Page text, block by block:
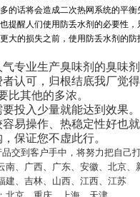
的话将会造成二次热网系统的平
提醒人们使用防丢水剂的必要性
大的损失之前，使用防丢水剂的
专业生产臭味剂的臭味
认可，归根结底我厂觉
比其他的多浓。
投入少量就能达到效果。
易操作、热稳定性好也
保证您不虚此行。
交到客户手中，将努力把自己
、广西、广东、安徽、北京
建、吉林、山西、江西、江苏